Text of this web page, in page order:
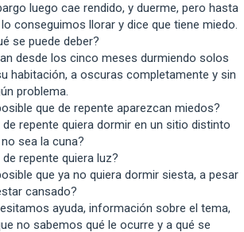
luego cae rendido, y duerme, pero hasta
conseguimos llorar y dice que tiene miedo.
se puede deber?
desde los cinco meses durmiendo solos
habitación, a oscuras completamente y sin
problema.
que de repente aparezcan miedos?
de repente quiera dormir en un sitio distinto
sea la cuna?
de repente quiera luz?
que ya no quiera dormir siesta, a pesar
cansado?
ayuda, información sobre el tema,
no sabemos qué le ocurre y a qué se